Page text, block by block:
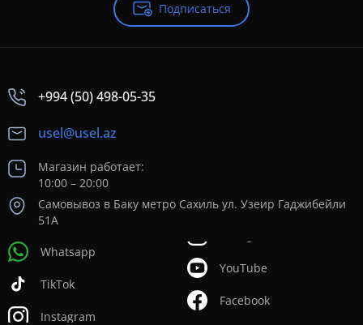
Подписаться
+994 (50) 498-05-35
usel@usel.az
Магазин работает:
10:00 – 20:00
Самовывоз в Баку метро Сахиль ул. Узеир Гаджибейли
51А
Whatsapp
TikTok
Instagram
YouTube
Facebook